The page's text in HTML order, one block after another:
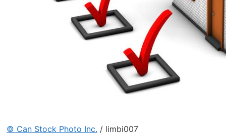
© Can Stock Photo Inc. / limbi007